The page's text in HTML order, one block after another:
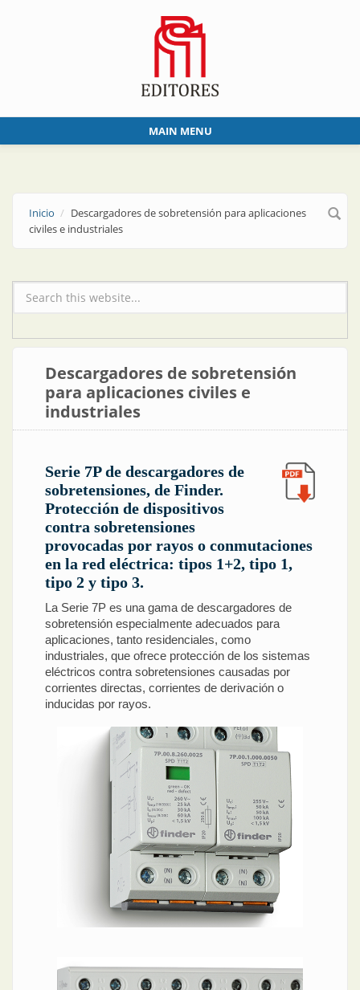
MAIN MENU
Inicio
Descargadores de sobretensión para aplicaciones
civiles e industriales
Formulario de búsqueda
Descargadores de sobretensión
para aplicaciones civiles e
industriales
Serie 7P de descargadores de
sobretensiones, de Finder.
Protección de dispositivos
contra sobretensiones
provocadas por rayos o conmutaciones
en la red eléctrica: tipos 1+2, tipo 1,
tipo 2 y tipo 3.
La Serie 7P es una gama de descargadores de
sobretensión especialmente adecuados para
aplicaciones, tanto residenciales, como
industriales, que ofrece protección de los sistemas
eléctricos contra sobretensiones causadas por
corrientes directas, corrientes de derivación o
inducidas por rayos.